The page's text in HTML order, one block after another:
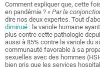
Comment expliquer que, cette
en pandémie ? « Par la
dire nos deux expertes. Tout
diminué : la variole humaine
plus contre cette pathologie
aussi à 85% contre la variole du
communauté favorable à sa
sexuelles avec des hommes
bien pris que les services